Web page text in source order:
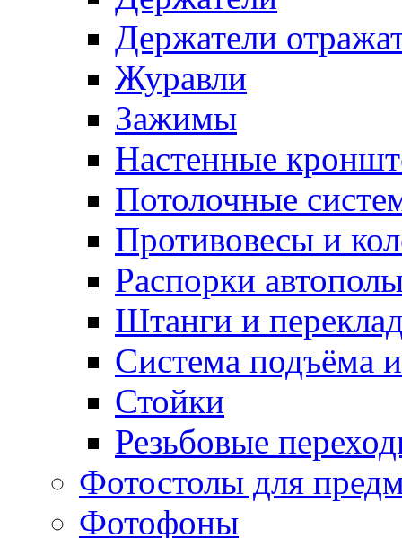
Держатели
Журавли
Зажимы
Настенные
Потолочные
Противовесы и
Распорки
Штанги и
Система подъёма
Стойки
Резьбовые
Фотостолы для
Фотофоны